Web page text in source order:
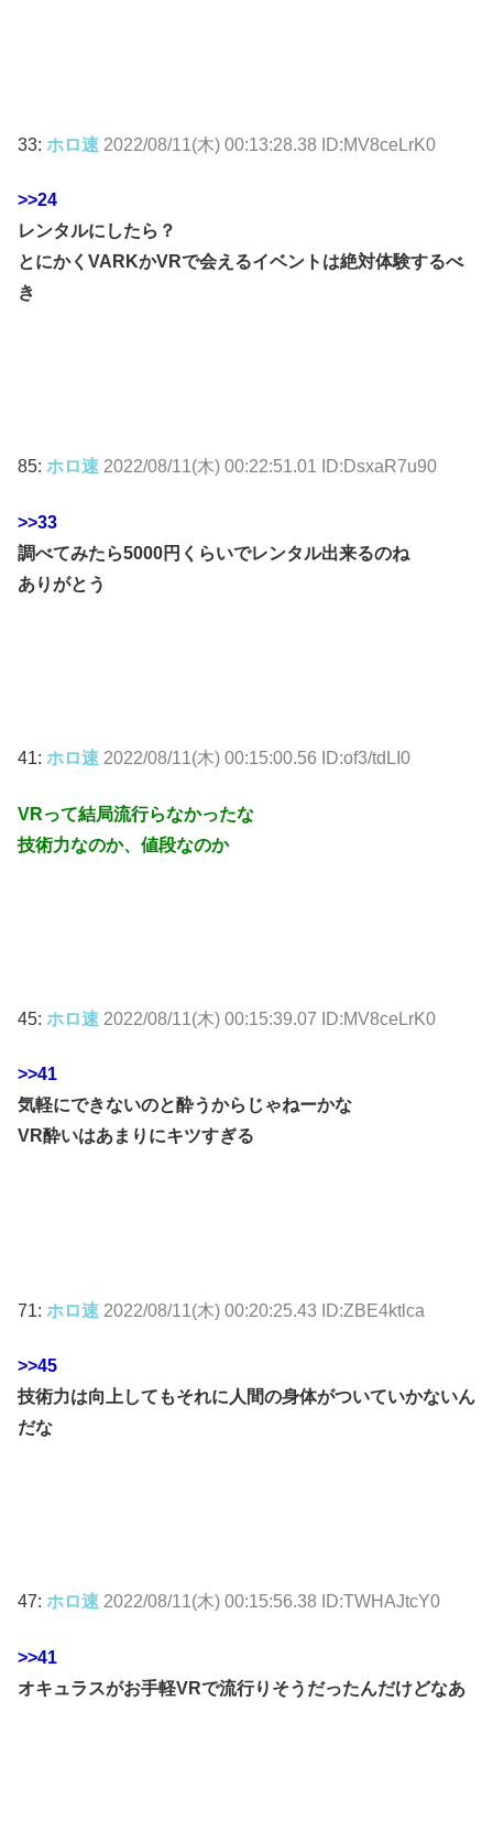
33: ホロ速 2022/08/11(木) 00:13:28.38 ID:MV8ceLrK0
>>24
レンタルにしたら？
とにかくVARKかVRで会えるイベントは絶対体験するべ
き
85: ホロ速 2022/08/11(木) 00:22:51.01 ID:DsxaR7u90
>>33
調べてみたら5000円くらいでレンタル出来るのね
ありがとう
41: ホロ速 2022/08/11(木) 00:15:00.56 ID:of3/tdLI0
VRって結局流行らなかったな
技術力なのか、値段なのか
45: ホロ速 2022/08/11(木) 00:15:39.07 ID:MV8ceLrK0
>>41
気軽にできないのと酔うからじゃねーかな
VR酔いはあまりにキツすぎる
71: ホロ速 2022/08/11(木) 00:20:25.43 ID:ZBE4ktlca
>>45
技術力は向上してもそれに人間の身体がついていかないん
だな
47: ホロ速 2022/08/11(木) 00:15:56.38 ID:TWHAJtcY0
>>41
オキュラスがお手軽VRで流行りそうだったんだけどなあ